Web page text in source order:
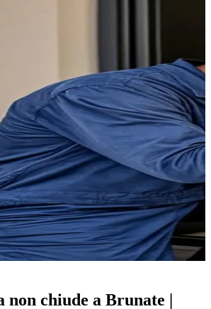
non chiude a Brunate |